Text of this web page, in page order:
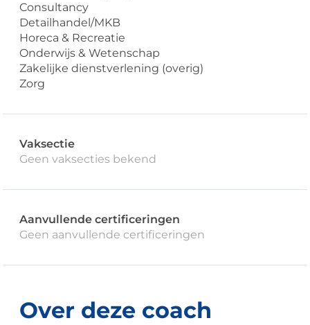
Consultancy
Detailhandel/MKB
Horeca & Recreatie
Onderwijs & Wetenschap
Zakelijke dienstverlening (overig)
Zorg
Vaksectie
Geen vaksecties bekend
Aanvullende certificeringen
Geen aanvullende certificeringen
Over deze coach